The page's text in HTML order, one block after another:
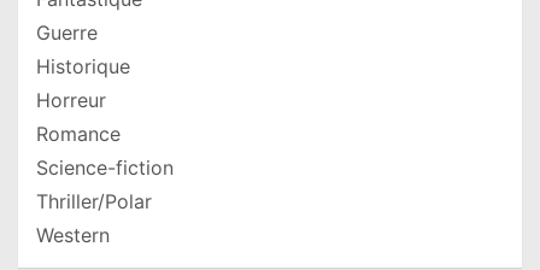
Guerre
Historique
Horreur
Romance
Science-fiction
Thriller/Polar
Western